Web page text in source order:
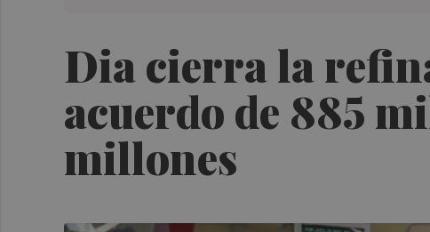
Dia cierra la
acuerdo de 885
millones